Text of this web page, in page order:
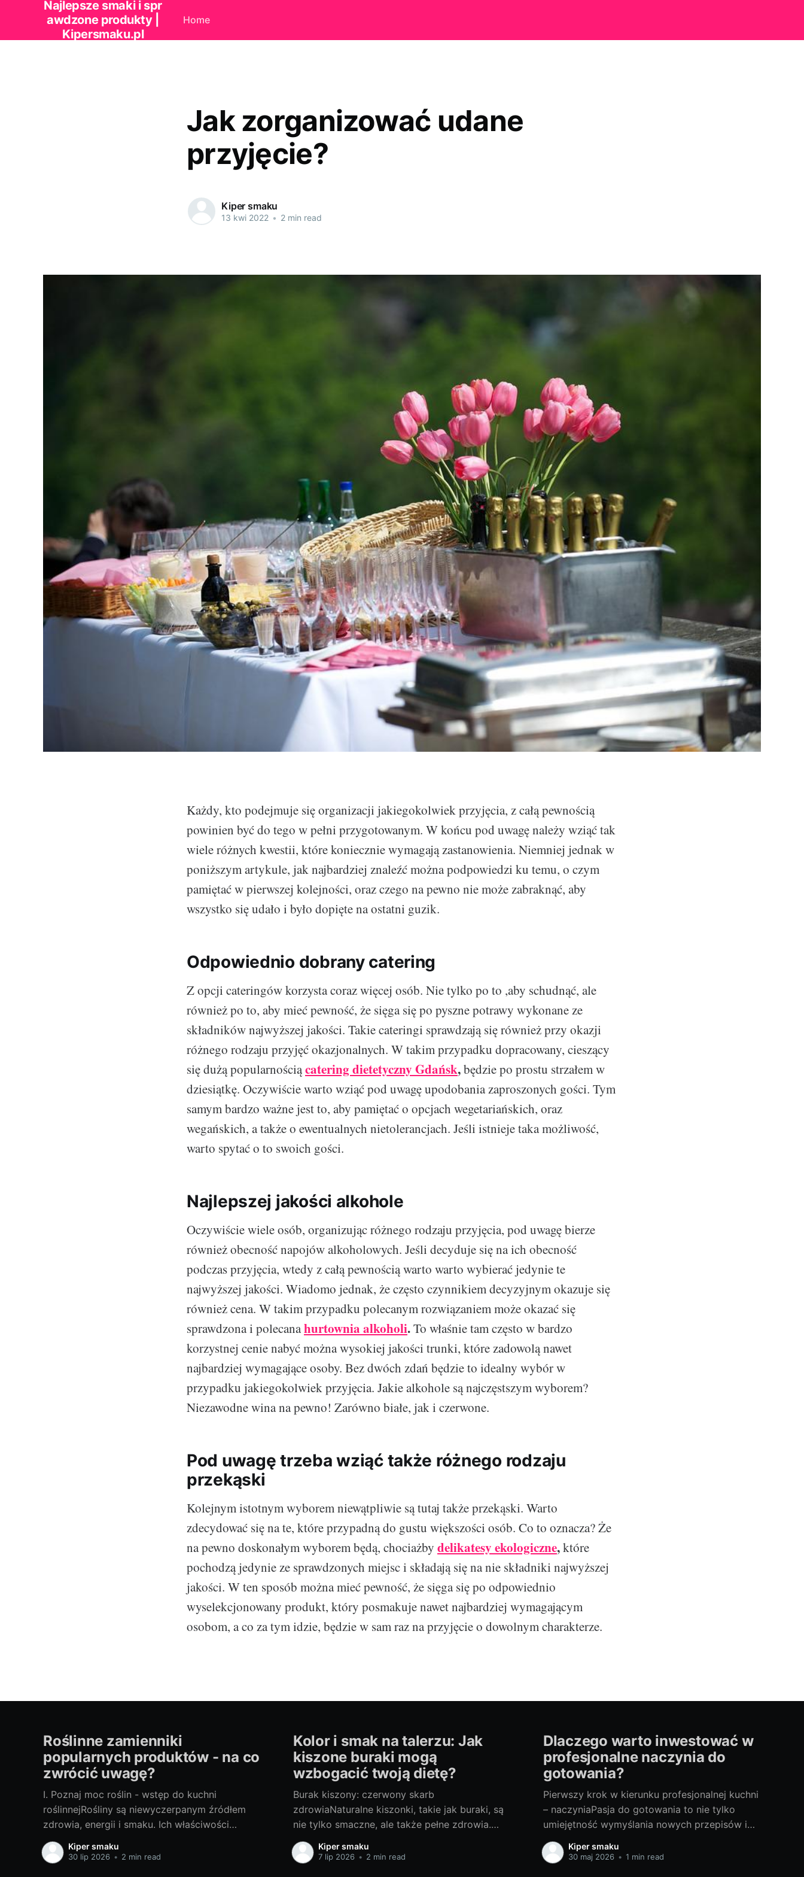
Najlepsze smaki i spr
awdzone produkty |
Kipersmaku.pl
Home
Jak zorganizować udane
przyjęcie?
Kiper smaku
13 kwi 2022 • 2 min read
Każdy, kto podejmuje się organizacji jakiegokolwiek przyjęcia, z całą pewnością
powinien być do tego w pełni przygotowanym. W końcu pod uwagę należy wziąć tak
wiele różnych kwestii, które koniecznie wymagają zastanowienia. Niemniej jednak w
poniższym artykule, jak najbardziej znaleźć można podpowiedzi ku temu, o czym
pamiętać w pierwszej kolejności, oraz czego na pewno nie może zabraknąć, aby
wszystko się udało i było dopięte na ostatni guzik.
Odpowiednio dobrany catering
Z opcji cateringów korzysta coraz więcej osób. Nie tylko po to ,aby schudnąć, ale
również po to, aby mieć pewność, że sięga się po pyszne potrawy wykonane ze
składników najwyższej jakości. Takie cateringi sprawdzają się również przy okazji
różnego rodzaju przyjęć okazjonalnych. W takim przypadku dopracowany, cieszący
się dużą popularnościącatering dietetyczny Gdańsk,będzie po prostu strzałem w
dziesiątkę. Oczywiście warto wziąć pod uwagę upodobania zaproszonych gości. Tym
samym bardzo ważne jest to, aby pamiętać o opcjach wegetariańskich, oraz
wegańskich, a także o ewentualnych nietolerancjach. Jeśli istnieje taka możliwość,
warto spytać o to swoich gości.
Najlepszej jakości alkohole
Oczywiście wiele osób, organizując różnego rodzaju przyjęcia, pod uwagę bierze
również obecność napojów alkoholowych. Jeśli decyduje się na ich obecność
podczas przyjęcia, wtedy z całą pewnością warto warto wybierać jedynie te
najwyższej jakości. Wiadomo jednak, że często czynnikiem decyzyjnym okazuje się
również cena. W takim przypadku polecanym rozwiązaniem może okazać się
sprawdzona i polecanahurtownia alkoholi.To właśnie tam często w bardzo
korzystnej cenie nabyć można wysokiej jakości trunki, które zadowolą nawet
najbardziej wymagające osoby. Bez dwóch zdań będzie to idealny wybór w
przypadku jakiegokolwiek przyjęcia. Jakie alkohole są najczęstszym wyborem?
Niezawodne wina na pewno! Zarówno białe, jak i czerwone.
Pod uwagę trzeba wziąć także różnego rodzaju
przekąski
Kolejnym istotnym wyborem niewątpliwie są tutaj także przekąski. Warto
zdecydować się na te, które przypadną do gustu większości osób. Co to oznacza? Że
na pewno doskonałym wyborem będą, chociażby delikatesy ekologiczne,które
pochodzą jedynie ze sprawdzonych miejsc i składają się na nie składniki najwyższej
jakości. W ten sposób można mieć pewność, że sięga się po odpowiednio
wyselekcjonowany produkt, który posmakuje nawet najbardziej wymagającym
osobom, a co za tym idzie, będzie w sam raz na przyjęcie o dowolnym charakterze.
Roślinne zamienniki
popularnych produktów - na co
zwrócić uwagę?
I. Poznaj moc roślin - wstęp do kuchni
roślinnejRośliny są niewyczerpanym źródłem
zdrowia, energii i smaku. Ich właściwości
doceniane są nie tylko przez wegan i
wegetarian, ale także przez osoby szukające
Kiper smaku
30 lip 2026 • 2 min read
Kolor i smak na talerzu: Jak
kiszone buraki mogą
wzbogacić twoją dietę?
Burak kiszony: czerwony skarb
zdrowiaNaturalne kiszonki, takie jak buraki, są
nie tylko smaczne, ale także pełne zdrowia.
Charakterystyczny dla nich kwasowy smak i
wyjątkowy aromat kultywują tradycyjne
Kiper smaku
7 lip 2026 • 2 min read
Dlaczego warto inwestować w
profesjonalne naczynia do
gotowania?
Pierwszy krok w kierunku profesjonalnej kuchni
– naczyniaPasja do gotowania to nie tylko
umiejętność wymyślania nowych przepisów i
smaków. To także dbałość o każdy, nawet
najmniejszy szczegół procesu
Kiper smaku
30 maj 2026 • 1 min read